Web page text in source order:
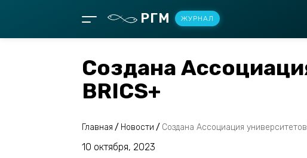
РГМ ЖУРНАЛ
Создана
BRICS+
Главная / Новости / Создана Ассоциация
10 октября, 2023